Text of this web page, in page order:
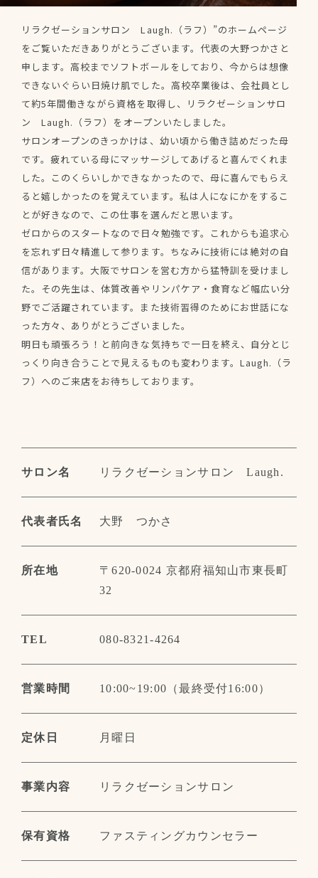
リラクゼーションサロン Laugh.（ラフ）”のホームページ
をご覧いただきありがとうございます。代表の大野つかさと
申します。高校までソフトボールをしており、今からは想像
できないぐらい日焼け肌でした。高校卒業後は、会社員とし
て約5年間働きながら資格を取得し、リラクゼーションサロ
ン Laugh.（ラフ）をオープンいたしました。
サロンオープンのきっかけは、幼い頃から働き詰めだった母
です。疲れている母にマッサージしてあげると喜んでくれま
した。このくらいしかできなかったので、母に喜んでもらえ
ると嬉しかったのを覚えています。私は人になにかをするこ
とが好きなので、この仕事を選んだと思います。
ゼロからのスタートなので日々勉強です。これからも追求心
を忘れず日々精進して参ります。ちなみに技術には絶対の自
信があります。大阪でサロンを営む方から猛特訓を受けまし
た。その先生は、体質改善やリンパケア・食育など幅広い分
野でご活躍されています。また技術習得のためにお世話にな
った方々、ありがとうございました。
明日も頑張ろう！と前向きな気持ちで一日を終え、自分とじ
っくり向き合うことで見えるものも変わります。Laugh.（ラ
フ）へのご来店をお待ちしております。
サロン名 リラクゼーションサロン Laugh.
代表者氏名 大野 つかさ
所在地
〒620-0024 京都府福知山市東長町
32
TEL 080-8321-4264
営業時間 10:00~19:00（最終受付16:00）
定休日 月曜日
事業内容 リラクゼーションサロン
保有資格 ファスティングカウンセラー